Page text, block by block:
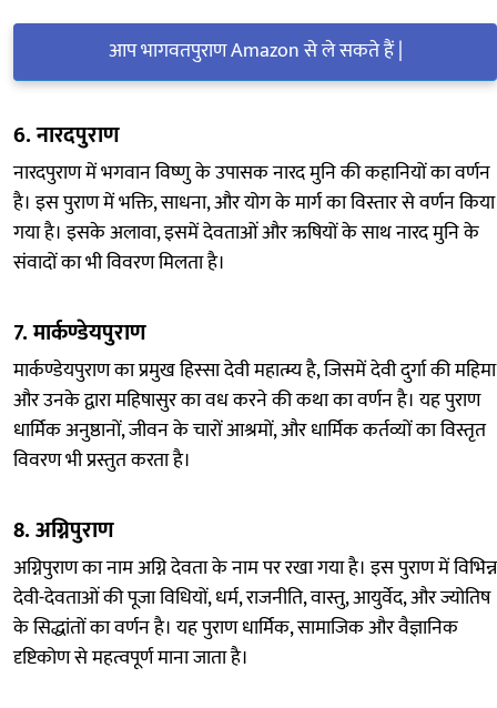
आप भागवतपुराण Amazon से ले सकते हैं |
6.नारदपुराण
नारदपुराण में भगवान विष्णु के उपासक नारद मुनि की कहानियों का वर्णन
है। इस पुराण में भक्ति, साधना, और योग के मार्ग का विस्तार से वर्णन किया
गया है। इसके अलावा, इसमें देवताओं और ऋषियों के साथ नारद मुनि के
संवादों का भी विवरण मिलता है।
7.मार्कण्डेयपुराण
मार्कण्डेयपुराण का प्रमुख हिस्सा देवी महात्म्य है, जिसमें देवी दुर्गा की महिमा
और उनके द्वारा महिषासुर का वध करने की कथा का वर्णन है। यह पुराण
धार्मिक अनुष्ठानों, जीवन के चारों आश्रमों, और धार्मिक कर्तव्यों का विस्तृत
विवरण भी प्रस्तुत करता है।
8.अग्निपुराण
अग्निपुराण का नाम अग्नि देवता के नाम पर रखा गया है। इस पुराण में विभिन्न
देवी-देवताओं की पूजा विधियों, धर्म, राजनीति, वास्तु, आयुर्वेद, और ज्योतिष
के सिद्धांतों का वर्णन है। यह पुराण धार्मिक, सामाजिक और वैज्ञानिक
दृष्टिकोण से महत्वपूर्ण माना जाता है।